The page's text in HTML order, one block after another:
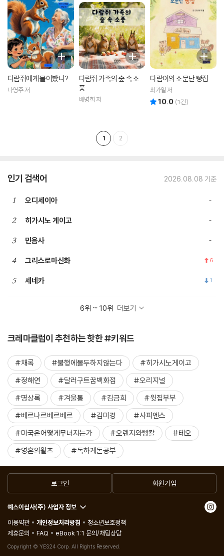
다람쥐에게 물어봤니?
나영주 저
다람쥐 가족의 숲 속 소
풍
배명희 저
다람이의 소문난 빵집
최가일 저
10.0 (1건)
1 2
인기 검색어 2026.08.08 기준
1 오디세이아
2 히가시노 게이고
3 민음사
4 그리스로마신화 6
5 세네카 1
6위 ~ 10위 더보기
크레마클럽이 추천하는 핫한 #키워드
#채록 #불행에몰두하지않는다
#히가시노게이고
#정해연
#달러구트꿈백화점
#오리지널
#명상록
#겨울통 #김금희
#윗집부부
#베르나르베르베르
#김미경
#사피엔스
#미국은어떻게무너지는가
#오렌지와빵칼
#테오
#영혼의왈츠
#독하게돈공부
로그인 회원가입
예스이십사(주) 사업자 정보
이용약관
개인정보처리방침
청소년보호정책
제휴문의
FAQ eBook 1:1 문의/채팅상담
Copyright © YES24 Corp. All Rights Reserved.